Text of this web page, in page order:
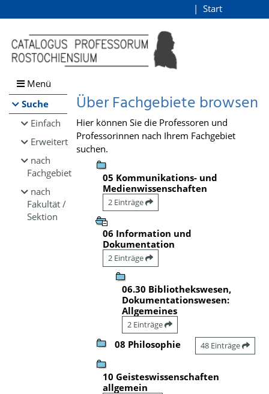
Browsen
direkt zum Inhalt
Start
Menü
Suche
Einfach
Erweitert
nach
Fachgebiet
nach
Fakultät /
Sektion
Über Fachgebiete browsen
Hier können Sie die Professoren und
Professorinnen nach Ihrem Fachgebiet
suchen.
05 Kommunikations- und
Medienwissenschaften
2 Einträge
06 Information und
Dokumentation
2 Einträge
06.30 Bibliothekswesen,
Dokumentationswesen:
Allgemeines
2 Einträge
08 Philosophie 48 Einträge
10 Geisteswissenschaften
allgemein